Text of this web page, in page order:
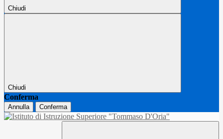
Chiudi
Chiudi
Conferma
Annulla Conferma